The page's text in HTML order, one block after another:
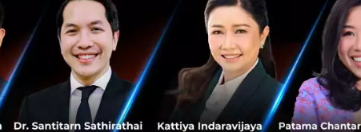
ลำบาก แต่ความสำเร็จและตัวอย่างการนำ AI มา
เป็นแรงบันดาลใจให้พวกเราทุกคนก้าวข้ามผ่าน
ด้วยกัน”
ตั้งแต่ความพยายามในการเปิดให้ประชาชนเข้า
ของโควิด-19 จนถึงการทุ่มเทในโครงการต่างๆ